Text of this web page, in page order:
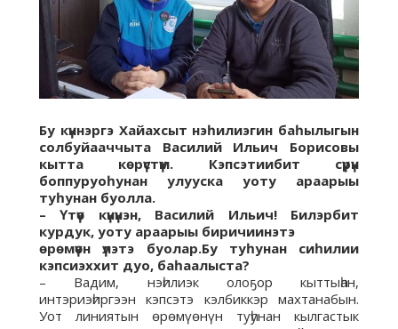
Бу күннэргэ Хайахсыт нэһилиэгин баһылыгын
солбуйааччыта Василий Ильич Борисовы
кытта көрүстүм. Кэпсэтиибит сүрүн
боппуруоһунан улууска уоту араарыы
туһунан буолла.
– Үтүө күнүнэн, Василий Ильич! Билэрбит
курдук, уоту араарыы биричиинэтэ
өрөмүөн үлэтэ буолар.Бу туһунан сиһилии
кэпсиэххит дуо, баһаалыста?
– Вадим, нэһилиэк олоҕор кыттыһан,
интэриэһиргээн кэпсэтэ кэлбиккэр махтанабын.
Уот линиятын өрөмүөнүн туһунан кылгастык